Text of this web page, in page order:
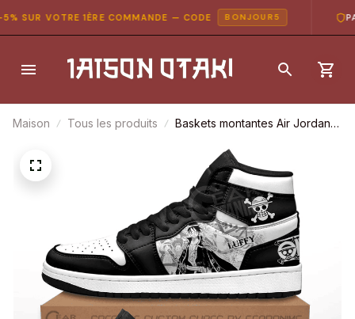
SUR VOTRE 1ÈRE COMMANDE — CODE BONJOUR5
Maison Tous les produits
Baskets montantes Air Jordan
montantes One Piece